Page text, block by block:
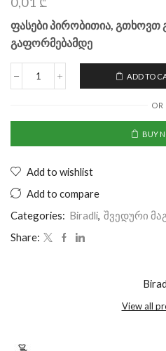
ფასები პირობითია, გთხოვთ
გაფორმებამდე
ADD TO
OR
BUY
Add to wishlist
Add to compare
Categories: Biradli, შვედური
Share:
View all